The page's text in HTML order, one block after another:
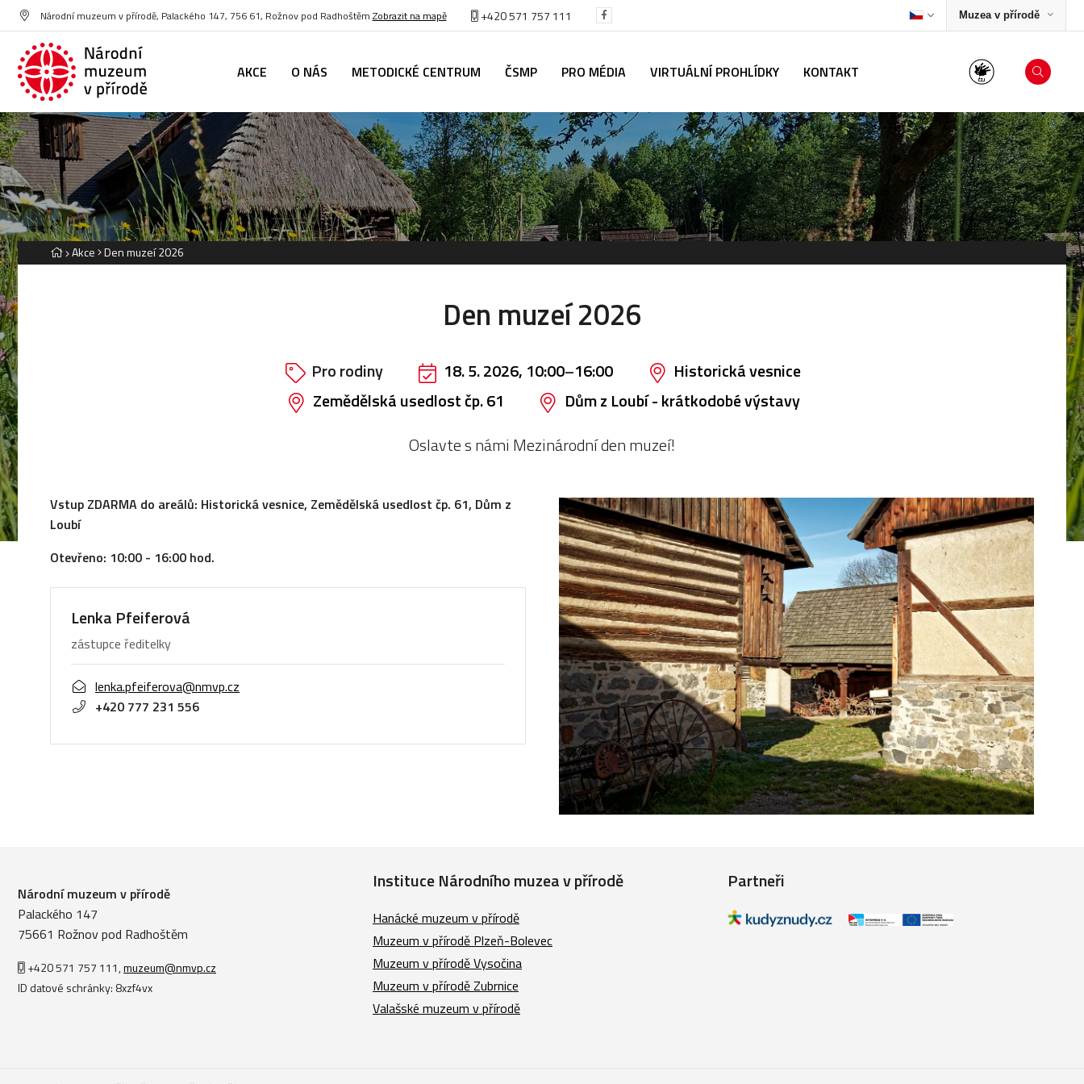
Národní muzeum v přírodě, Palackého 147, 756 61, Rožnov pod Radhoštěm Zobrazit na mapě +420 571 757 111 Muzea v přírodě
AKCE O NÁS METODICKÉ CENTRUM ČSMP PRO MÉDIA VIRTUÁLNÍ PROHLÍDKY KONTAKT
Akce Den muzeí 2026
Den muzeí 2026
Pro rodiny 18. 5. 2026, 10:00–16:00
Historická vesnice
Zemědělská usedlost čp. 61
Dům z Loubí - krátkodobé výstavy
Oslavte s námi Mezinárodní den muzeí!
Vstup ZDARMA do areálů: Historická vesnice, Zemědělská usedlost čp. 61, Dům z
Loubí
Otevřeno: 10:00 - 16:00 hod.
Lenka Pfeiferová
zástupce ředitelky
lenka.pfeiferova@nmvp.cz
+420 777 231 556
Národní muzeum v přírodě
Palackého 147
75661 Rožnov pod Radhoštěm
+420 571 757 111,muzeum@nmvp.cz
ID datové schránky: 8xzf4vx
Instituce Národního muzea v přírodě
Hanácké muzeum v přírodě
Muzeum v přírodě Plzeň-Bolevec
Muzeum v přírodě Vysočina
Muzeum v přírodě Zubrnice
Valašské muzeum v přírodě
Partneři